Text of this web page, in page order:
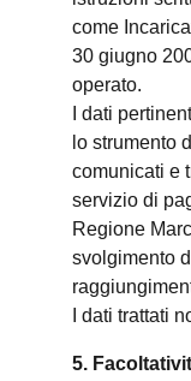
come
30 giugno
operato.
I dati
lo strumento
comunicati e
servizio di
Regione
svolgimento
I dati trattati
5.